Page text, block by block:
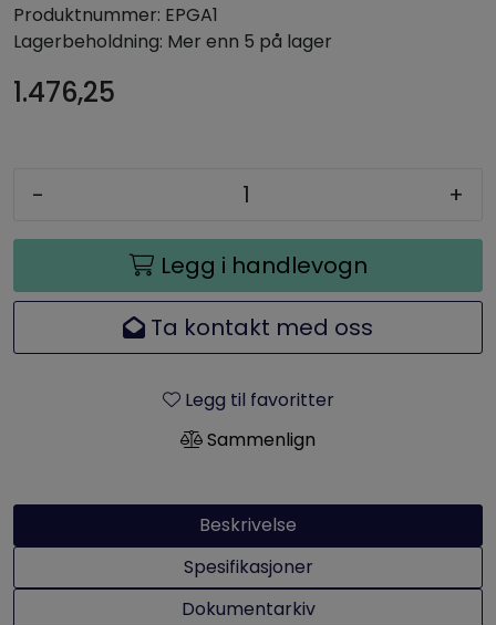
Produktnummer: EPGA1
Lagerbeholdning: Mer enn 5 på lager
1.476,25
- +
Legg i handlevogn
Ta kontakt med oss
Legg til favoritter
Sammenlign
Beskrivelse
Spesifikasjoner
Dokumentarkiv